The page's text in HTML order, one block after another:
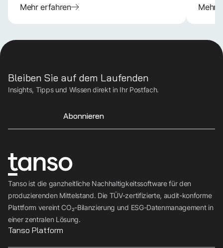
Mehr erfahren Mehr
Tanso ist die ganzheitliche Nachhaltigkeitssoftware für den
produzierenden Mittelstand. Die TÜV-zertifizierte, audit-konforme
Plattform vereint CO₂-Bilanzierung und ESG-Datenmanagement in
einer zentralen Lösung.
Bleiben Sie auf dem Laufenden
Insights, Tipps und Wissen direkt in Ihr Postfach.
Abonnieren
Tanso Platform